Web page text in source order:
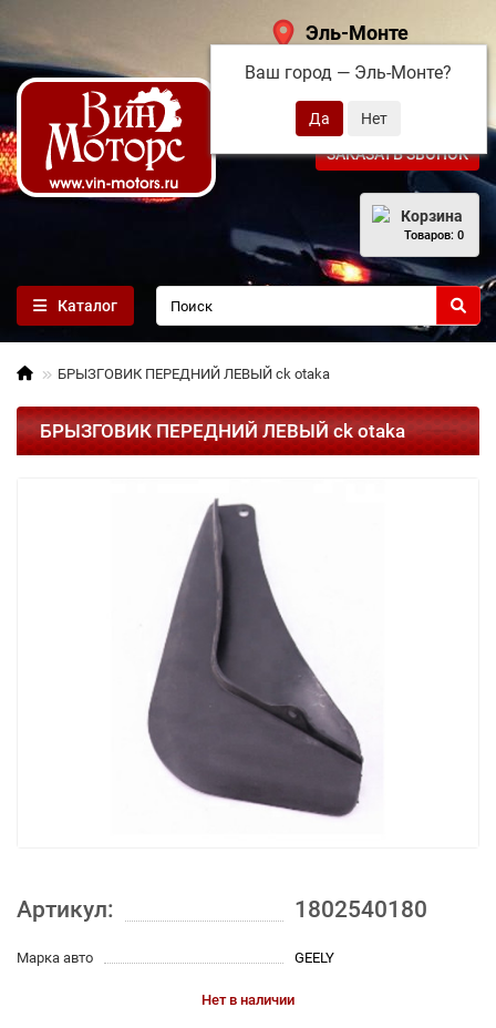
Эль-Монте
Ваш город — Эль-Монте?
+7 (495) 108-68-71
ЗАКАЗАТЬ ЗВОНОК
Корзина
Товаров: 0
Каталог
БРЫЗГОВИК ПЕРЕДНИЙ ЛЕВЫЙ ck otaka
БРЫЗГОВИК ПЕРЕДНИЙ ЛЕВЫЙ ck otaka
Артикул: 1802540180
Марка авто GEELY
Нет в наличии